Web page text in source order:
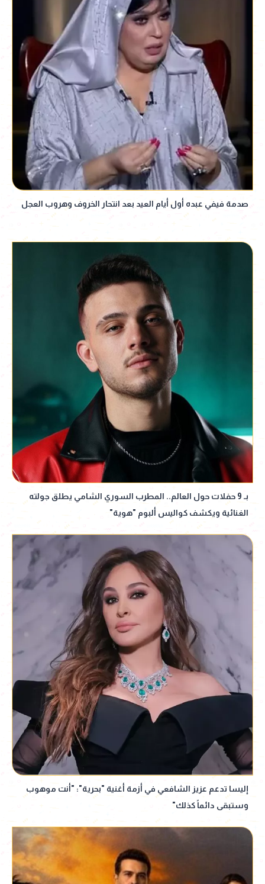
صدمة فيفي عبده أول أيام العيد بعد انتحار الخروف وهروب العجل
بـ 9 حفلات حول العالم.. المطرب السوري الشامي يطلق جولته
الغنائية ويكشف كواليس ألبوم "هوية"
إليسا تدعم عزيز الشافعي في أزمة أغنية "بحرية": "أنت موهوب
وستبقى دائماً كذلك"